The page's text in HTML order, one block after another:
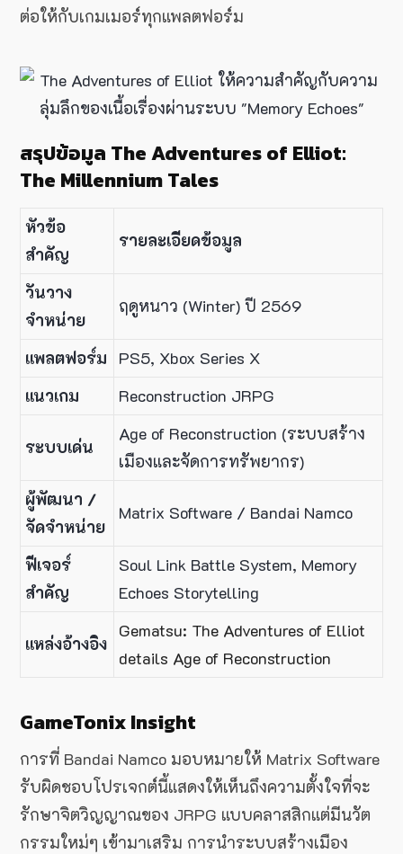
ต่อให้กับเกมเมอร์ทุกแพลตฟอร์ม
สรุปข้อมูล The Adventures of Elliot:
The Millennium Tales
หัวข้อ
สำคัญ
รายละเอียดข้อมูล
วันวาง
จำหน่าย
ฤดูหนาว (Winter) ปี 2569
แพลตฟอร์ม
PS5, Xbox Series X
แนวเกม
Reconstruction JRPG
ระบบเด่น
Age of Reconstruction (ระบบสร้าง
เมืองและจัดการทรัพยากร)
ผู้พัฒนา /
จัดจำหน่าย
Matrix Software / Bandai Namco
ฟีเจอร์
สำคัญ
Soul Link Battle System, Memory
Echoes Storytelling
แหล่งอ้างอิง
Gematsu: The Adventures of Elliot
details Age of Reconstruction
GameTonix Insight
การที่ Bandai Namco มอบหมายให้ Matrix Software
รับผิดชอบโปรเจกต์นี้แสดงให้เห็นถึงความตั้งใจที่จะ
รักษาจิตวิญญาณของ JRPG แบบคลาสสิกแต่มีนวัต
กรรมใหม่ๆ เข้ามาเสริม การนำระบบสร้างเมือง